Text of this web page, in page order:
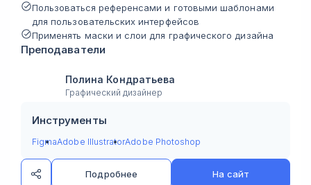
Пользоваться референсами и готовыми шаблонами
для пользовательских интерфейсов
Применять маски и слои для графического дизайна
Преподаватели
Полина Кондратьева
Графический дизайнер
Инструменты
FigmaAdobe IllustratorAdobe Photoshop
Подробнее На сайт